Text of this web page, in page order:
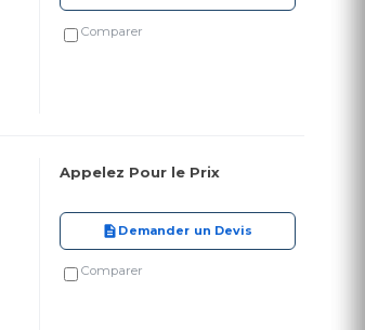
Comparer
Appelez Pour le Prix
Demander un Devis
Comparer